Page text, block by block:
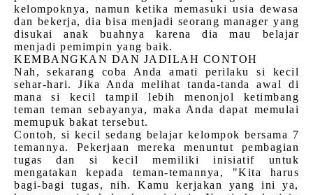
kelompoknya, namun ketika memasuki usia dewasa
dan bekerja, dia bisa menjadi seorang manager yang
disukai anak buahnya karena dia mau belajar
menjadi pemimpin yang baik.
KEMBANGKAN DAN JADILAH CONTOH
Nah, sekarang coba Anda amati perilaku si kecil
sehar-hari. Jika Anda melihat tanda-tanda awal di
mana si kecil tampil lebih menonjol ketimbang
teman teman sebayanya, maka Anda dapat memulai
memupuk bakat tersebut.
Contoh, si kecil sedang belajar kelompok bersama 7
temannya. Pekerjaan mereka menuntut pembagian
tugas dan si kecil memiliki inisiatif untuk
mengatakan kepada teman-temannya, "Kita harus
bagi-bagi tugas, nih. Kamu kerjakan yang ini ya,